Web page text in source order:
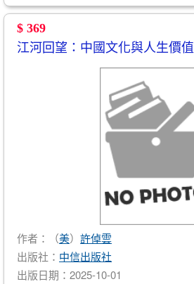
$ 369
江河回望：中國文化與人生價值
作者：（美） 許倬雲
出版社： 中信出版社
出版日期：2025-10-01